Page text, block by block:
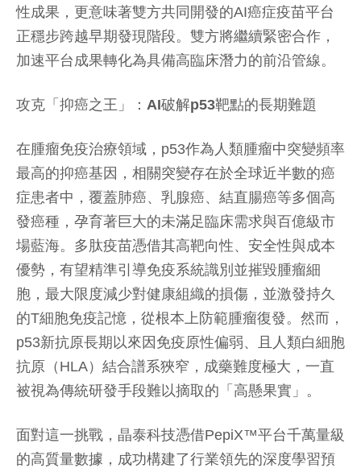
性成果，更意味著雙方共同開發的AI癌症疫苗平台
正穩步跨越早期發現階段。雙方將繼續緊密合作，
加速平台成果轉化為具備高臨床潛力的前沿管線。
攻克 「 抑癌之王 」 ： AI破解p53靶點的長期難題
在腫瘤免疫治療領域，p53作為人類腫瘤中突變頻率
最高的抑癌基因，相關突變存在於全球近半數的癌
症患者中，覆蓋肺癌、乳腺癌、結直腸癌等多個高
發癌種，孕育著巨大的未滿足臨床需求與百億級市
場藍海。多肽疫苗憑借其高靶向性、安全性與成本
優勢，有望精準引導免疫系統識別並摧毀腫瘤細
胞，最大限度減少對健康組織的損傷，並激發持久
的T細胞免疫記憶，從根本上防範腫瘤復發。然而，
p53新抗原長期以來因免疫原性偏弱、且人類白細胞
抗原（HLA）結合譜系狹窄，成藥難度極大，一直
被視為傳統研發手段難以摘取的「高懸果實」。
面對這一挑戰，晶泰科技憑借PepiX™平台千萬量級
的高質量數據，成功構建了行業領先的深度學習預